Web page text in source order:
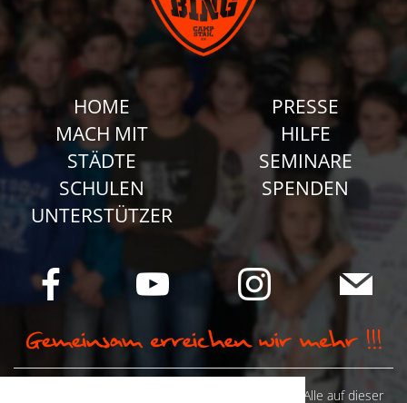
HOME
MACH MIT
STÄDTE
SCHULEN
UNTERSTÜTZER
PRESSE
HILFE
SEMINARE
SPENDEN
© Camp Stahl e.V. 2026 alle Rechte vorbehalten: Alle auf dieser